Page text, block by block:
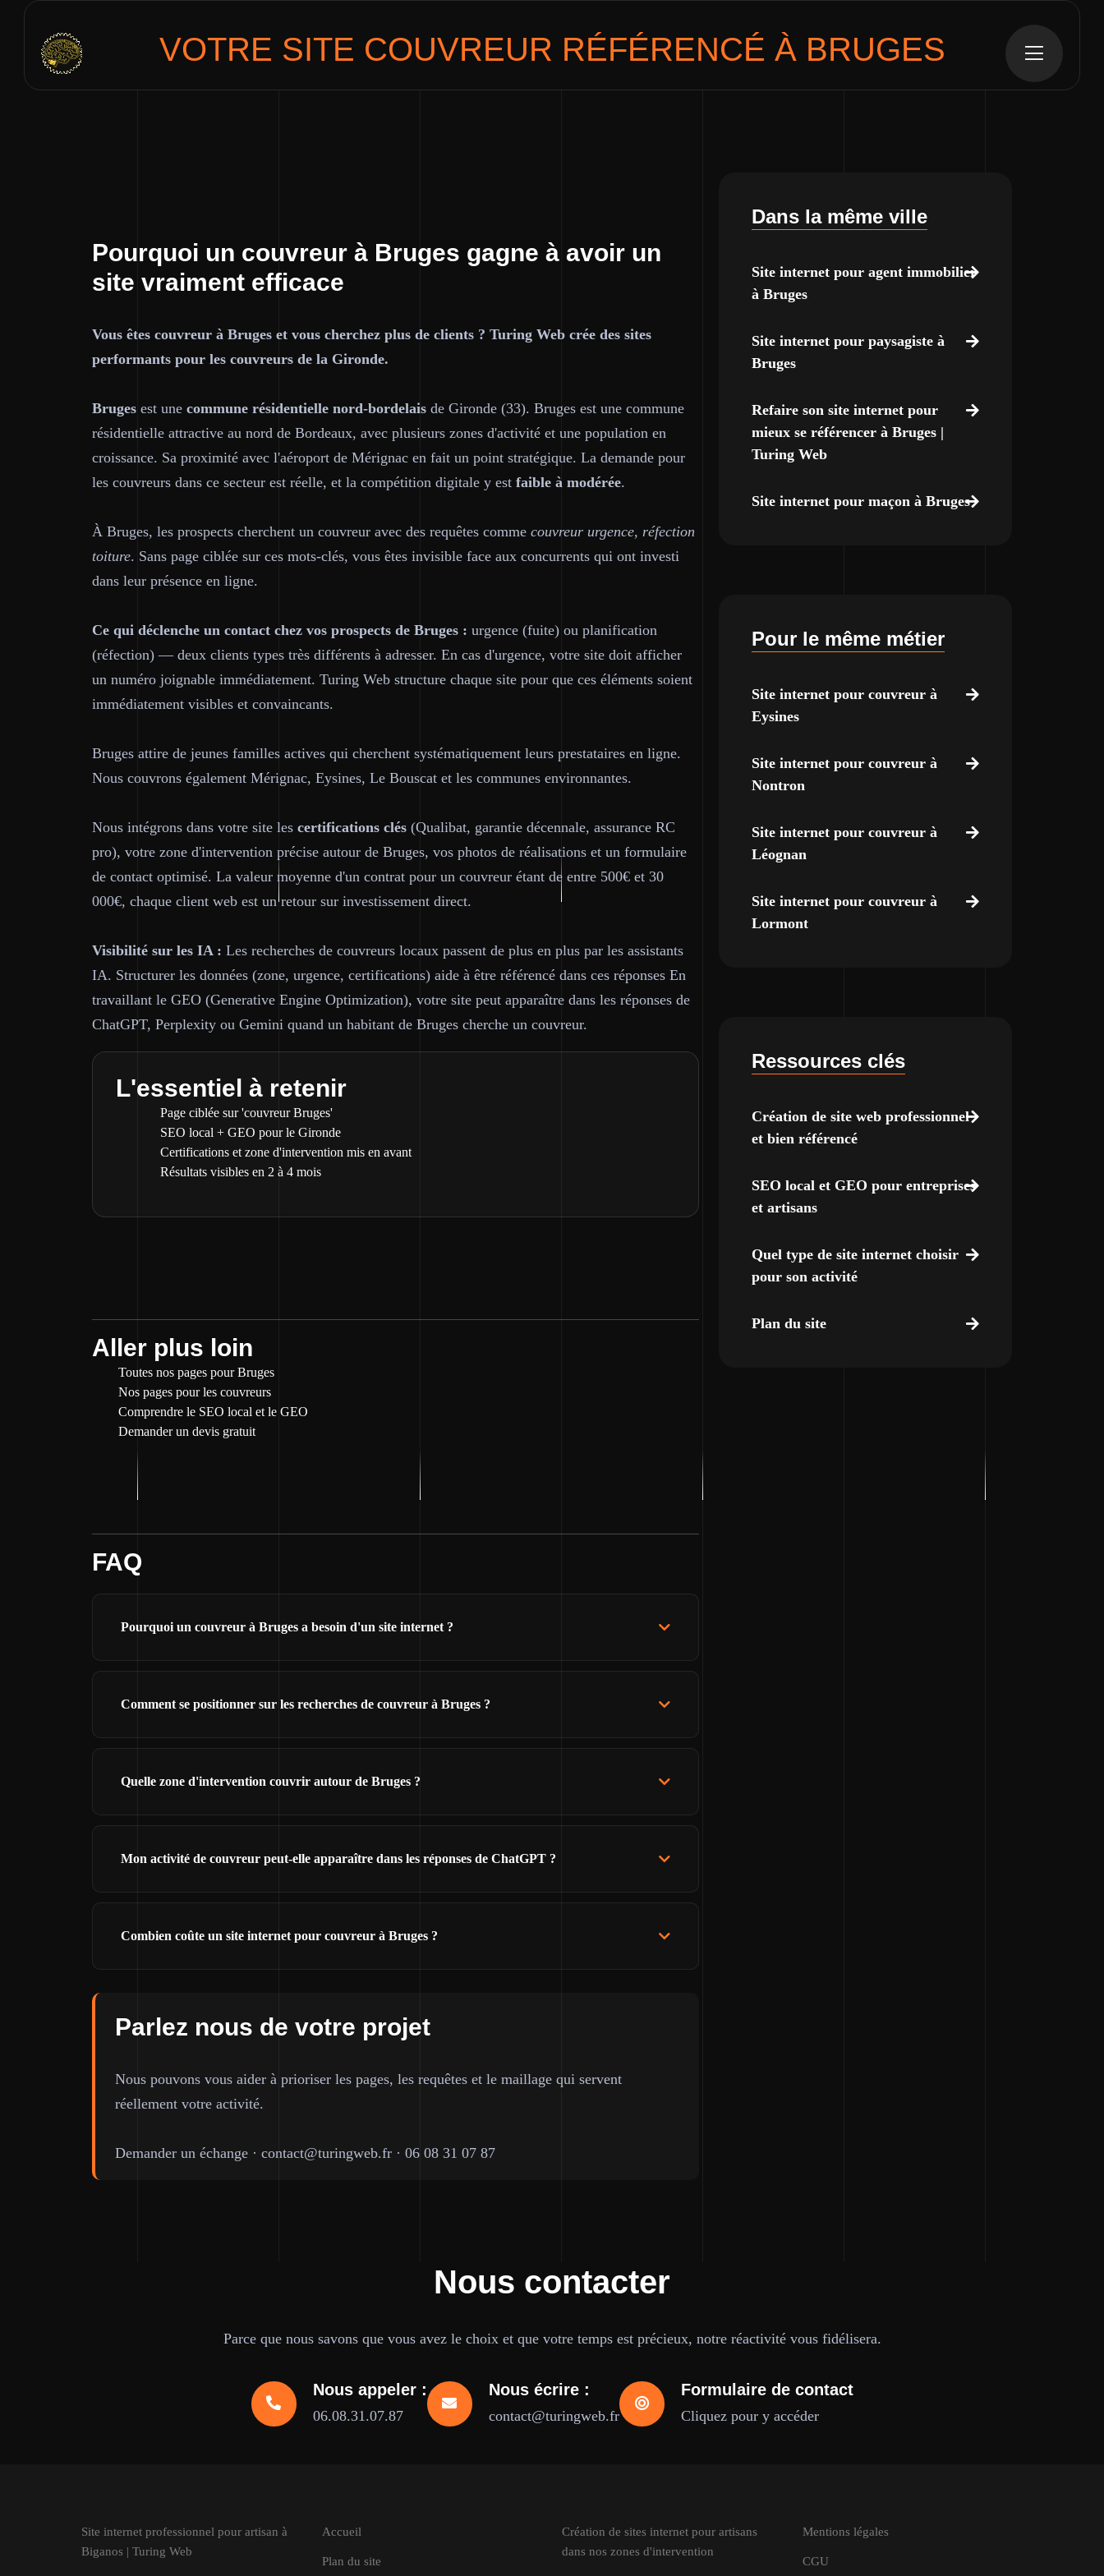
VOTRE SITE COUVREUR RÉFÉRENCÉ À BRUGES
Pourquoi un couvreur à Bruges gagne à avoir un
site vraiment efficace
Vous êtes couvreur à Bruges et vous cherchez plus de clients ? Turing Web crée des sites
performants pour les couvreurs de la Gironde.
Bruges est une commune résidentielle nord-bordelais de Gironde (33). Bruges est une commune
résidentielle attractive au nord de Bordeaux, avec plusieurs zones d'activité et une population en
croissance. Sa proximité avec l'aéroport de Mérignac en fait un point stratégique. La demande pour
les couvreurs dans ce secteur est réelle, et la compétition digitale y est faible à modérée.
À Bruges, les prospects cherchent un couvreur avec des requêtes comme couvreur urgence, réfection
toiture. Sans page ciblée sur ces mots-clés, vous êtes invisible face aux concurrents qui ont investi
dans leur présence en ligne.
Ce qui déclenche un contact chez vos prospects de Bruges : urgence (fuite) ou planification
(réfection) — deux clients types très différents à adresser. En cas d'urgence, votre site doit afficher
un numéro joignable immédiatement. Turing Web structure chaque site pour que ces éléments soient
immédiatement visibles et convaincants.
Bruges attire de jeunes familles actives qui cherchent systématiquement leurs prestataires en ligne.
Nous couvrons également Mérignac, Eysines, Le Bouscat et les communes environnantes.
Nous intégrons dans votre site les certifications clés (Qualibat, garantie décennale, assurance RC
pro), votre zone d'intervention précise autour de Bruges, vos photos de réalisations et un formulaire
de contact optimisé. La valeur moyenne d'un contrat pour un couvreur étant de entre 500€ et 30
000€, chaque client web est un retour sur investissement direct.
Visibilité sur les IA : Les recherches de couvreurs locaux passent de plus en plus par les assistants
IA. Structurer les données (zone, urgence, certifications) aide à être référencé dans ces réponses En
travaillant le GEO (Generative Engine Optimization), votre site peut apparaître dans les réponses de
ChatGPT, Perplexity ou Gemini quand un habitant de Bruges cherche un couvreur.
L'essentiel à retenir
Page ciblée sur 'couvreur Bruges'
SEO local + GEO pour le Gironde
Certifications et zone d'intervention mis en avant
Résultats visibles en 2 à 4 mois
Aller plus loin
Toutes nos pages pour Bruges
Nos pages pour les couvreurs
Comprendre le SEO local et le GEO
Demander un devis gratuit
FAQ
Pourquoi un couvreur à Bruges a besoin d'un site internet ?
Comment se positionner sur les recherches de couvreur à Bruges ?
Quelle zone d'intervention couvrir autour de Bruges ?
Mon activité de couvreur peut-elle apparaître dans les réponses de ChatGPT ?
Combien coûte un site internet pour couvreur à Bruges ?
Parlez nous de votre projet
Nous pouvons vous aider à prioriser les pages, les requêtes et le maillage qui servent
réellement votre activité.
Demander un échange · contact@turingweb.fr · 06 08 31 07 87
Dans la même ville
Site internet pour agent immobilier
à Bruges
Site internet pour paysagiste à
Bruges
Refaire son site internet pour
mieux se référencer à Bruges |
Turing Web
Site internet pour maçon à Bruges
Pour le même métier
Site internet pour couvreur à
Eysines
Site internet pour couvreur à
Nontron
Site internet pour couvreur à
Léognan
Site internet pour couvreur à
Lormont
Ressources clés
Création de site web professionnel
et bien référencé
SEO local et GEO pour entreprises
et artisans
Quel type de site internet choisir
pour son activité
Plan du site
Nous contacter
Parce que nous savons que vous avez le choix et que votre temps est précieux, notre réactivité vous fidélisera.
Nous appeler :
06.08.31.07.87
Nous écrire :
contact@turingweb.fr
Formulaire de contact
Cliquez pour y accéder
Site internet professionnel pour artisan à
Biganos | Turing Web
Accueil
Plan du site
Création de sites internet pour artisans
dans nos zones d'intervention
Mentions légales
CGU